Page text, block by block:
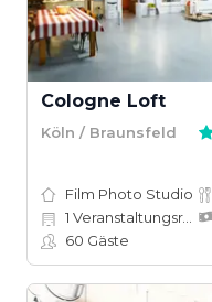
Cologne Loft
Köln / Braunsfeld
Film Photo Studio
1 Veranstaltungsräume
60 Gäste